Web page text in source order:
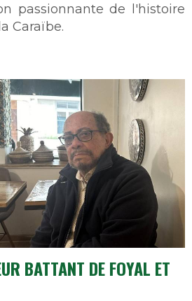
passionnante de l'histoire
Caraïbe.
BATTANT DE FOYAL ET